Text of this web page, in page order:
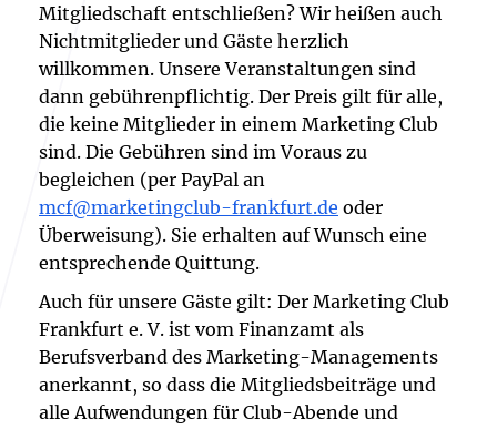
Mitgliedschaft entschließen? Wir heißen auch
Nichtmitglieder und Gäste herzlich
willkommen. Unsere Veranstaltungen sind
dann gebührenpflichtig. Der Preis gilt für alle,
die keine Mitglieder in einem Marketing Club
sind. Die Gebühren sind im Voraus zu
begleichen (per PayPal an
mcf@marketingclub-frankfurt.de oder
Überweisung). Sie erhalten auf Wunsch eine
entsprechende Quittung.
Auch für unsere Gäste gilt: Der Marketing Club
Frankfurt e. V. ist vom Finanzamt als
Berufsverband des Marketing-Managements
anerkannt, so dass die Mitgliedsbeiträge und
alle Aufwendungen für Club-Abende und